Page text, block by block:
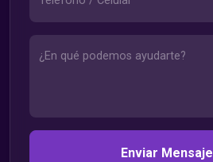
Enviar Mensaje